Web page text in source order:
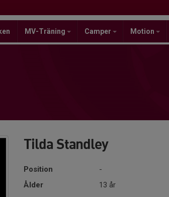
MV-Träning Camper Motion
Tilda Standley
Position
-
Ålder
13 år